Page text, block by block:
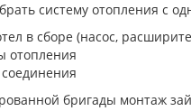
систему отопления с
в сборе (насос,
отопления
бригады монтаж